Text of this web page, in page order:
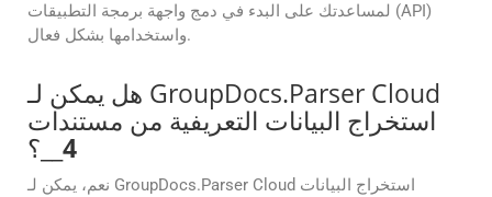
لمساعدتك على البدء في دمج واجهة برمجة التطبيقات (API)
واستخدامها بشكل فعال.
هل يمكن لـ GroupDocs.Parser Cloud
استخراج البيانات التعريفية من مستندات
4 __؟
نعم، يمكن لـ GroupDocs.Parser Cloud استخراج البيانات